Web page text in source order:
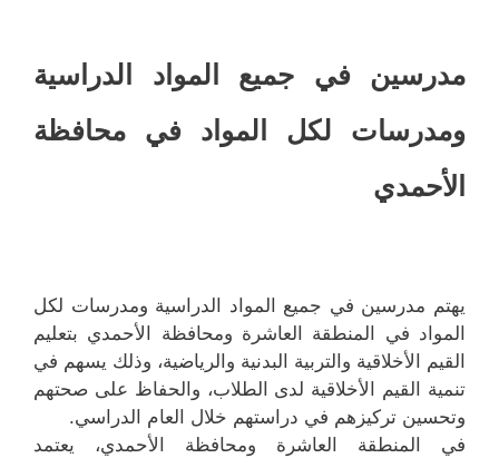
مدرسين في جميع المواد الدراسية
ومدرسات لكل المواد في محافظة
الأحمدي
يهتم مدرسين في جميع المواد الدراسية ومدرسات لكل
المواد في المنطقة العاشرة ومحافظة الأحمدي بتعليم
القيم الأخلاقية والتربية البدنية والرياضية، وذلك يسهم في
تنمية القيم الأخلاقية لدى الطلاب، والحفاظ على صحتهم
وتحسين تركيزهم في دراستهم خلال العام الدراسي.
في المنطقة العاشرة ومحافظة الأحمدي، يعتمد